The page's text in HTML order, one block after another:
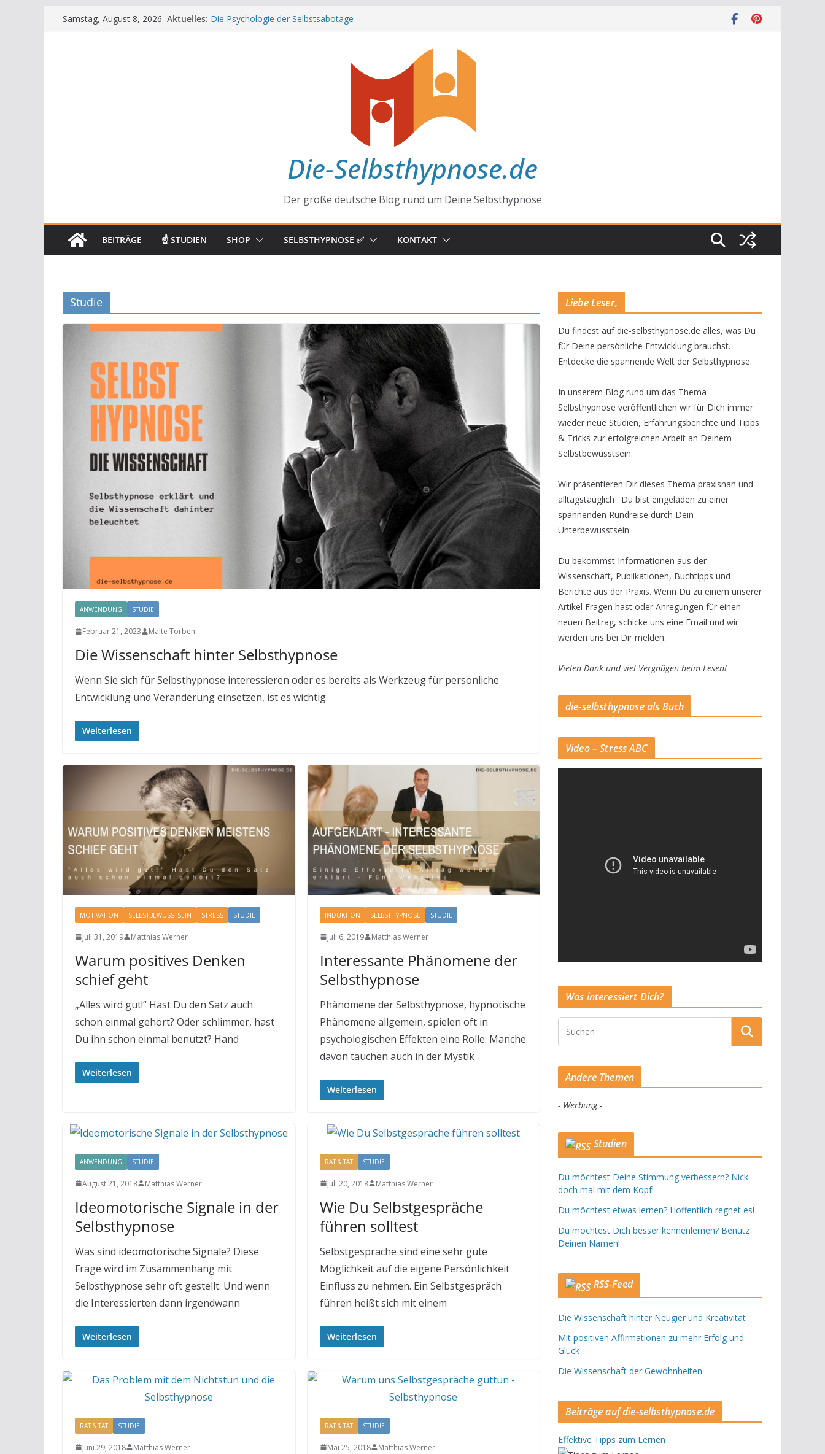
ZumSamstag, August 8, 2026 Aktuelles: Die Psychologie der Selbstsabotage
Die-Selbsthypnose.de
Der große deutsche Blog rund um Deine Selbsthypnose
BEITRÄGE ☝ STUDIEN SHOP SELBSTHYPNOSE ✅ KONTAKT
Studie
ANWENDUNG STUDIE
Februar 21, 2023 Malte Torben
Die Wissenschaft hinter Selbsthypnose
Wenn Sie sich für Selbsthypnose interessieren oder es bereits als Werkzeug für persönliche
Entwicklung und Veränderung einsetzen, ist es wichtig
Weiterlesen
MOTIVATION SELBSTBEWUSSTSEIN STRESS STUDIE
Juli 31, 2019 Matthias Werner
Warum positives Denken
schief geht
„Alles wird gut!“ Hast Du den Satz auch
schon einmal gehört? Oder schlimmer, hast
Du ihn schon einmal benutzt? Hand
Weiterlesen
INDUKTION SELBSTHYPNOSE STUDIE
Juli 6, 2019 Matthias Werner
Interessante Phänomene der
Selbsthypnose
Phänomene der Selbsthypnose, hypnotische
Phänomene allgemein, spielen oft in
psychologischen Effekten eine Rolle. Manche
davon tauchen auch in der Mystik
Weiterlesen
ANWENDUNG STUDIE
August 21, 2018 Matthias Werner
Ideomotorische Signale in der
Selbsthypnose
Was sind ideomotorische Signale? Diese
Frage wird im Zusammenhang mit
Selbsthypnose sehr oft gestellt. Und wenn
die Interessierten dann irgendwann
Weiterlesen
RAT & TAT STUDIE
Juli 20, 2018 Matthias Werner
Wie Du Selbstgespräche
führen solltest
Selbstgespräche sind eine sehr gute
Möglichkeit auf die eigene Persönlichkeit
Einfluss zu nehmen. Ein Selbstgespräch
führen heißt sich mit einem
Weiterlesen
RAT & TAT STUDIE
Juni 29, 2018 Matthias Werner
RAT & TAT STUDIE
Mai 25, 2018 Matthias Werner
Liebe Leser,
Du findest auf die-selbsthypnose.de alles, was Du
für Deine persönliche Entwicklung brauchst.
Entdecke die spannende Welt der Selbsthypnose.
In unserem Blog rund um das Thema
Selbsthypnose veröffentlichen wir für Dich immer
wieder neue Studien, Erfahrungsberichte und Tipps
& Tricks zur erfolgreichen Arbeit an Deinem
Selbstbewusstsein.
Wir präsentieren Dir dieses Thema praxisnah und
alltagstauglich . Du bist eingeladen zu einer
spannenden Rundreise durch Dein
Unterbewusstsein.
Du bekommst Informationen aus der
Wissenschaft, Publikationen, Buchtipps und
Berichte aus der Praxis. Wenn Du zu einem unserer
Artikel Fragen hast oder Anregungen für einen
neuen Beitrag, schicke uns eine Email und wir
werden uns bei Dir melden.
Vielen Dank und viel Vergnügen beim Lesen!
die-selbsthypnose als Buch
Video – Stress ABC
Was interessiert Dich?
Andere Themen
- Werbung -
Studien
Du möchtest Deine Stimmung verbessern? Nick
doch mal mit dem Kopf!
Du möchtest etwas lernen? Hoffentlich regnet es!
Du möchtest Dich besser kennenlernen? Benutz
Deinen Namen!
RSS-Feed
Die Wissenschaft hinter Neugier und Kreativität
Mit positiven Affirmationen zu mehr Erfolg und
Glück
Die Wissenschaft der Gewohnheiten
Beiträge auf die-selbsthypnose.de
Effektive Tipps zum Lernen